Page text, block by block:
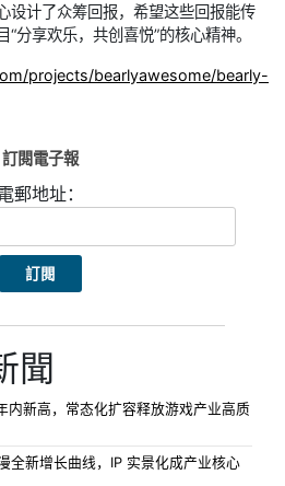
设计了众筹回报，希望这些回报能传
分享欢乐，共创喜悦”的核心精神。
projects/bearlyawesome/bearly-
訂閱電子報
郵地址：
聞
内新高，常态化扩容释放游戏产业高质
全新增长曲线，IP 实景化成产业核心